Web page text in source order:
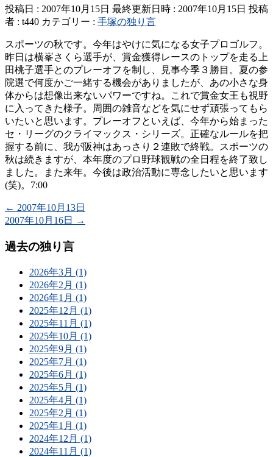
投稿日 : 2007年10月15日 最終更新日時 : 2007年10月15日 投稿
者 : t440 カテゴリー : 手塚の独り言
スポーツの秋です。今年はやけに気になる女子プロゴルフ。
昨日は横峯さくら選手が、賞金獲得レースのトップを走る上
田桃子選手とのプレーオフを制し、見事今季３勝目。夏の参
院選で何度かご一緒する機会がありましたが、あの小さな身
体からは想像出来ないパワーですね。これで賞金女王も視野
に入ってきた様子。周囲の雑音などを気にせず頑張ってもら
いたいと思います。プレーオフといえば、今年から始まった
セ・リーグのクライマックス・シリーズ。正確なルールを把
握する前に、我が阪神はあっさり２連敗で終戦。スポーツの
秋は続きますが、本年度のプロ野球観戦の全日程を終了致し
ました。また来年。今後は政治活動に専念したいと思います
(笑)。7:00
← 2007年10月13日
2007年10月16日
→
過去の独り言
2026年3月 (1)
2026年2月 (1)
2026年1月 (1)
2025年12月 (1)
2025年11月 (1)
2025年10月 (1)
2025年9月 (1)
2025年7月 (1)
2025年6月 (1)
2025年5月 (1)
2025年4月 (1)
2025年2月 (1)
2025年1月 (1)
2024年12月 (1)
2024年11月 (1)